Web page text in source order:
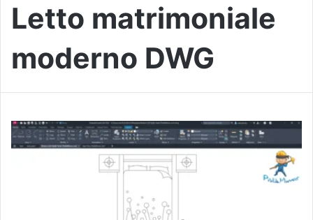
Letto matrimoniale
moderno DWG